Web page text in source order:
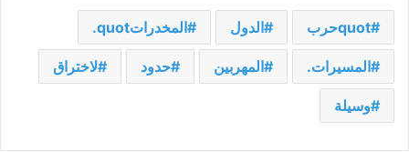
quotحرب الدول المخدراتquot.
المسيرات. المهربين حدود لاختراق
وسيلة